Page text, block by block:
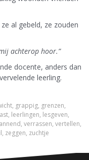
al gebeld, ze zouden
achterop hoor.”
docente, anders dan
leerling.
, grappig, grenzen,
, leerlingen, lesgeven,
, verrassen, vertellen,
, zeggen, zuchtje